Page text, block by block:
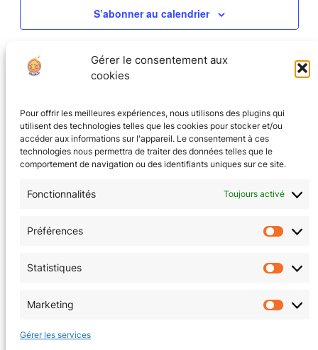
Gérer le consentement aux
cookies
Pour offrir les meilleures expériences, nous utilisons des plugins qui
utilisent des technologies telles que les cookies pour stocker et/ou
accéder aux informations sur l'appareil. Le consentement à ces
technologies nous permettra de traiter des données telles que le
comportement de navigation ou des identifiants uniques sur ce site.
Fonctionnalités Toujours activé
Préférences
Statistiques
Marketing
Gérer les services
S’abonner au calendrier